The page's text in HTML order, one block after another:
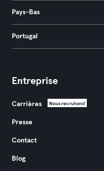
Pays-Bas
Portugal
Entreprise
Carrières Nous recrutons!
Presse
Contact
Blog